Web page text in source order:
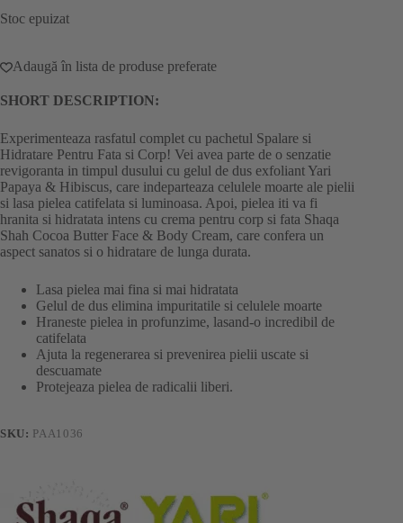
Stoc epuizat
Adaugă în lista de produse preferate
SHORT DESCRIPTION:
Experimenteaza rasfatul complet cu pachetul Spalare si
Hidratare Pentru Fata si Corp! Vei avea parte de o senzatie
revigoranta in timpul dusului cu gelul de dus exfoliant Yari
Papaya & Hibiscus, care indeparteaza celulele moarte ale pielii
si lasa pielea catifelata si luminoasa. Apoi, pielea iti va fi
hranita si hidratata intens cu crema pentru corp si fata Shaqa
Shah Cocoa Butter Face & Body Cream, care confera un
aspect sanatos si o hidratare de lunga durata.
Lasa pielea mai fina si mai hidratata
Gelul de dus elimina impuritatile si celulele moarte
Hraneste pielea in profunzime, lasand-o incredibil de
catifelata
Ajuta la regenerarea si prevenirea pielii uscate si
descuamate
Protejeaza pielea de radicalii liberi.
SKU: PAA1036